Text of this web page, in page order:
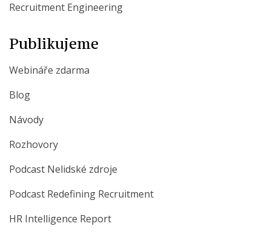
Recruitment Engineering
Publikujeme
Webináře zdarma
Blog
Návody
Rozhovory
Podcast Nelidské zdroje
Podcast Redefining Recruitment
HR Intelligence Report